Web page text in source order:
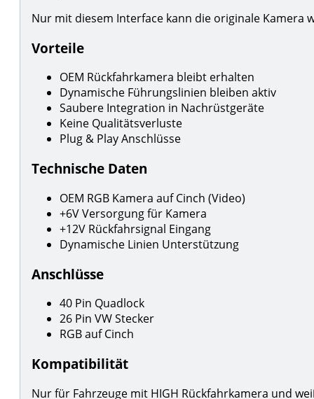
Nur mit diesem Interface kann die originale Kamera
Vorteile
OEM Rückfahrkamera bleibt erhalten
Dynamische Führungslinien bleiben aktiv
Saubere Integration in Nachrüstgeräte
Keine Qualitätsverluste
Plug & Play Anschlüsse
Technische Daten
OEM RGB Kamera auf Cinch (Video)
+6V Versorgung für Kamera
+12V Rückfahrsignal Eingang
Dynamische Linien Unterstützung
Anschlüsse
40 Pin Quadlock
26 Pin VW Stecker
RGB auf Cinch
Kompatibilität
Nur für Fahrzeuge mit HIGH Rückfahrkamera und